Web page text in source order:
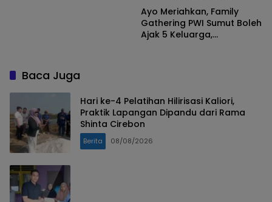
Ayo Meriahkan, Family
Gathering PWI Sumut Boleh
Ajak 5 Keluarga,
Baca Juga
Hari ke-4 Pelatihan Hilirisasi Kaliori,
Praktik Lapangan Dipandu dari Rama
Shinta Cirebon
Berita 08/08/2026